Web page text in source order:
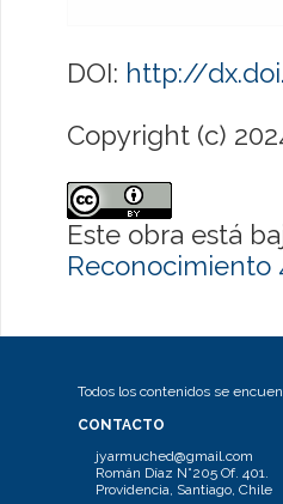
DOI: http://
Copyright (c)
Este obra está
Reconocimiento
Todos los contenidos se
CONTACTO
jyarmuched@gmail.com
Román Díaz N°205 Of. 401.
Providencia, Santiago, Chile